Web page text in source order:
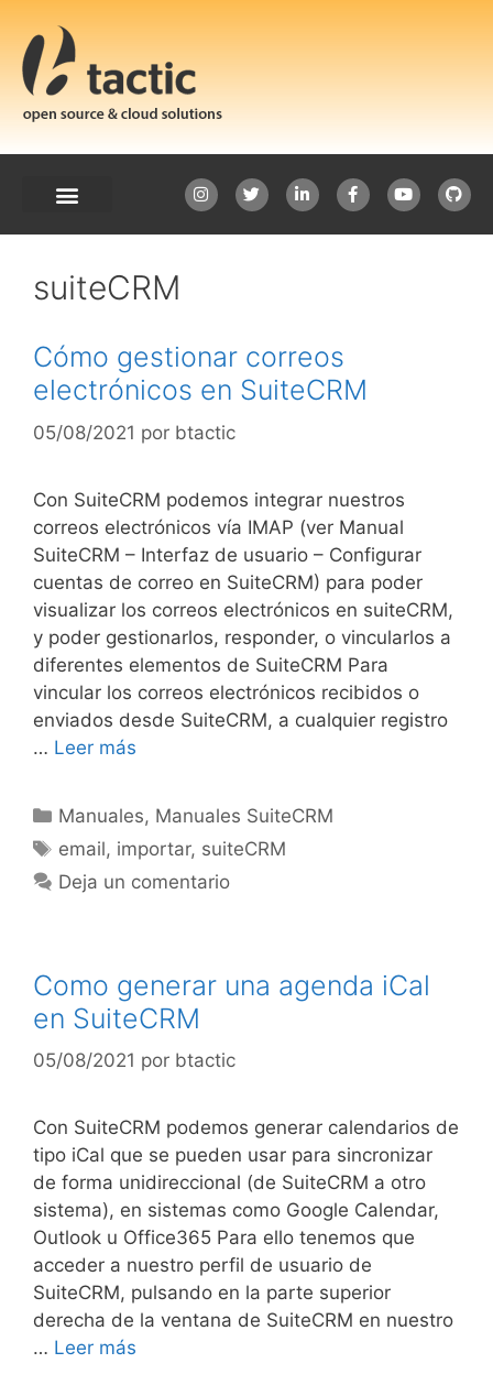
suiteCRM
Cómo gestionar correos
electrónicos en SuiteCRM
05/08/2021 por btactic
Con SuiteCRM podemos integrar nuestros
correos electrónicos vía IMAP (ver Manual
SuiteCRM – Interfaz de usuario – Configurar
cuentas de correo en SuiteCRM) para poder
visualizar los correos electrónicos en suiteCRM,
y poder gestionarlos, responder, o vincularlos a
diferentes elementos de SuiteCRM Para
vincular los correos electrónicos recibidos o
enviados desde SuiteCRM, a cualquier registro
… Leer más
Manuales, Manuales SuiteCRM
email, importar, suiteCRM
Deja un comentario
Como generar una agenda iCal
en SuiteCRM
05/08/2021 por btactic
Con SuiteCRM podemos generar calendarios de
tipo iCal que se pueden usar para sincronizar
de forma unidireccional (de SuiteCRM a otro
sistema), en sistemas como Google Calendar,
Outlook u Office365 Para ello tenemos que
acceder a nuestro perfil de usuario de
SuiteCRM, pulsando en la parte superior
derecha de la ventana de SuiteCRM en nuestro
… Leer más